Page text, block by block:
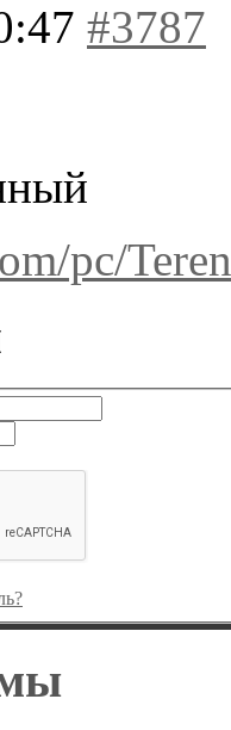
#3787
pc/